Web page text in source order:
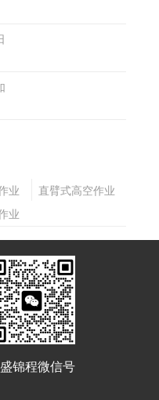
业
直臂式高空作业
业
锦程微信号